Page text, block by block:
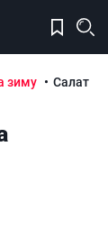
зиму
Салат